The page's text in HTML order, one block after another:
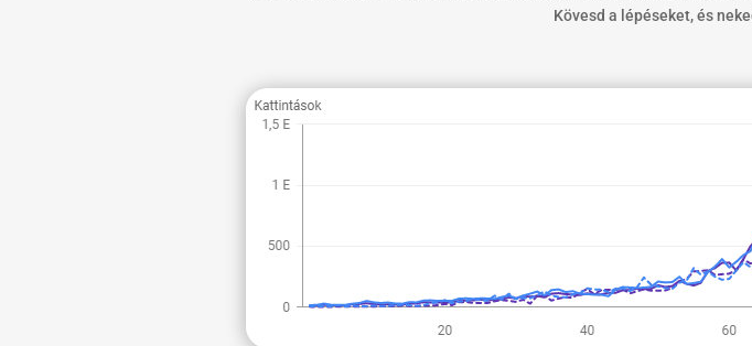
Kövesd a lépéseket, és